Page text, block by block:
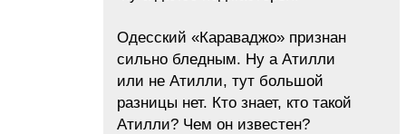
Одесский «Караваджо» признан
сильно бледным. Ну а Атилли
или не Атилли, тут большой
разницы нет. Кто знает, кто такой
Атилли? Чем он известен?